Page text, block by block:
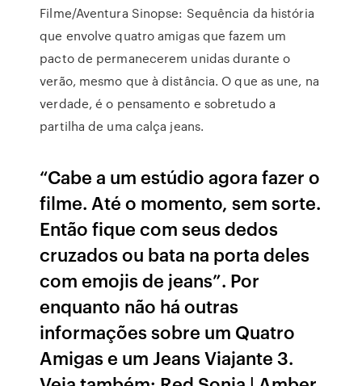
Filme/Aventura Sinopse: Sequência da história
que envolve quatro amigas que fazem um
pacto de permanecerem unidas durante o
verão, mesmo que à distância. O que as une, na
verdade, é o pensamento e sobretudo a
partilha de uma calça jeans.
“Cabe a um estúdio agora fazer o
filme. Até o momento, sem sorte.
Então fique com seus dedos
cruzados ou bata na porta deles
com emojis de jeans”. Por
enquanto não há outras
informações sobre um Quatro
Amigas e um Jeans Viajante 3.